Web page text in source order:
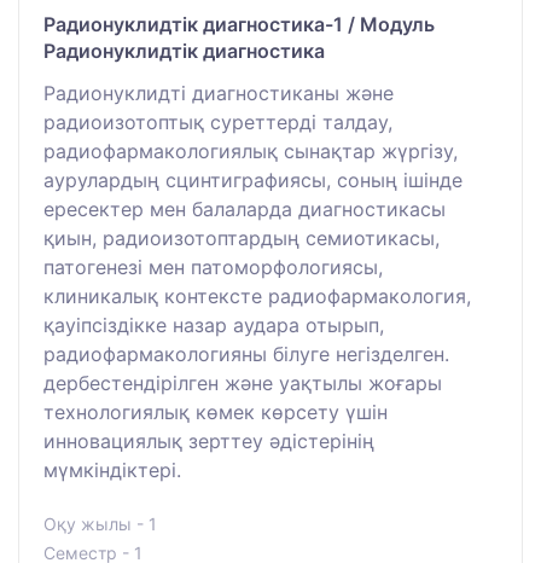
Радионуклидтік диагностика-1 / Модуль
Радионуклидтік диагностика
Радионуклидті диагностиканы және
радиоизотоптық суреттерді талдау,
радиофармакологиялық сынақтар жүргізу,
аурулардың сцинтиграфиясы, соның ішінде
ересектер мен балаларда диагностикасы
қиын, радиоизотоптардың семиотикасы,
патогенезі мен патоморфологиясы,
клиникалық контексте радиофармакология,
қауіпсіздікке назар аудара отырып,
радиофармакологияны білуге негізделген.
дербестендірілген және уақтылы жоғары
технологиялық көмек көрсету үшін
инновациялық зерттеу әдістерінің
мүмкіндіктері.
Оқу жылы - 1
Семестр - 1